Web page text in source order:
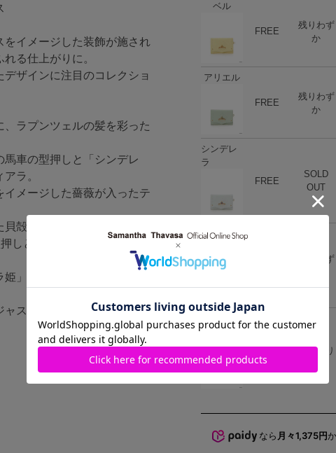
イメージした装飾が施され
る仕上がりに。
ザインに注目のコレクショ
ラプンツェルの髪を彩った
車の型押しと「シンデレ
ラ。
メージした薔薇が入ったテ
殻が入ったティアラ。
しと「白雪姫」をイメージ
」をイメージした王冠が入
スミン」をイメージしたお
ベル
FREE
残りわず
か
アリエル
FREE
残りわず
か
シンデレ
ラ
FREE
SOLD
OUT
ラプンツ
残りわず
ハート商品在庫
ジャスミ
ン
FREE
在庫あり
ハート商品在庫
なら 月々1,375円